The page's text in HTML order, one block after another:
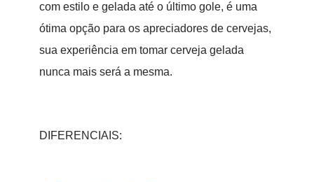
com estilo e gelada até o último gole, é uma
ótima opção para os apreciadores de cervejas,
sua experiência em tomar cerveja gelada
nunca mais será a mesma.
DIFERENCIAIS: